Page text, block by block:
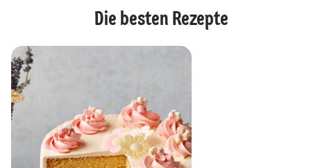
Die besten Rezepte